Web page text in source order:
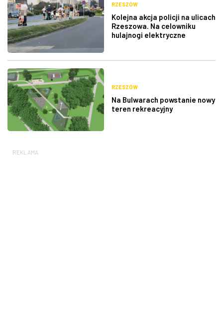
RZESZÓW
Kolejna akcja policji na ulicach
Rzeszowa. Na celowniku
hulajnogi elektryczne
RZESZÓW
Na Bulwarach powstanie nowy
teren rekreacyjny
REKLAMA